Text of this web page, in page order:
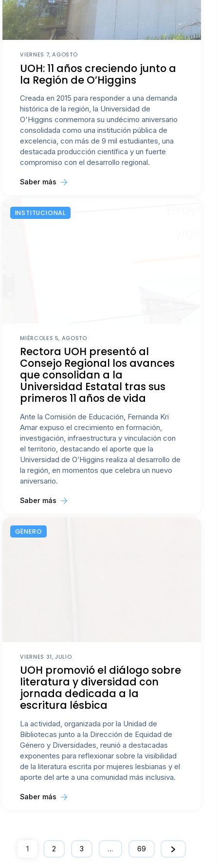
VIERNES 7, AGOSTO
UOH: 11 años creciendo junto a
la Región de O’Higgins
Creada en 2015 para responder a una demanda
histórica de la región, la Universidad de
O'Higgins conmemora su undécimo aniversario
consolidada como una institución pública de
excelencia, con más de 9 mil estudiantes, una
destacada producción científica y un fuerte
compromiso con el desarrollo regional.
Saber más
INSTITUCIONAL
MIÉRCOLES 5, AGOSTO
Rectora UOH presentó al
Consejo Regional los avances
que consolidan a la
Universidad Estatal tras sus
primeros 11 años de vida
Ante la Comisión de Educación, Fernanda Kri
Amar expuso el crecimiento en formación,
investigación, infraestructura y vinculación con
el territorio, destacando el aporte que la
Universidad de O’Higgins realiza al desarrollo de
la región, en momentos que celebra un nuevo
aniversario.
Saber más
GÉNERO
VIERNES 31, JULIO
UOH promovió el diálogo sobre
literatura y diversidad con
jornada dedicada a la
escritura lésbica
La actividad, organizada por la Unidad de
Bibliotecas junto a la Dirección de Equidad de
Género y Diversidades, reunió a destacadas
exponentes para reflexionar sobre la visibilidad
de la literatura escrita por mujeres lesbianas y el
aporte del arte a una comunidad más inclusiva.
Saber más
1 2 3 … 69